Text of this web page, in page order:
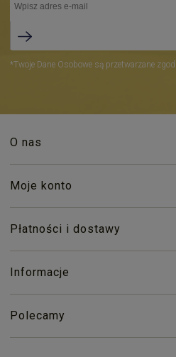
*Twoje Dane Osobowe są przetwarzane
O nas
Moje konto
Płatności i dostawy
Informacje
Polecamy